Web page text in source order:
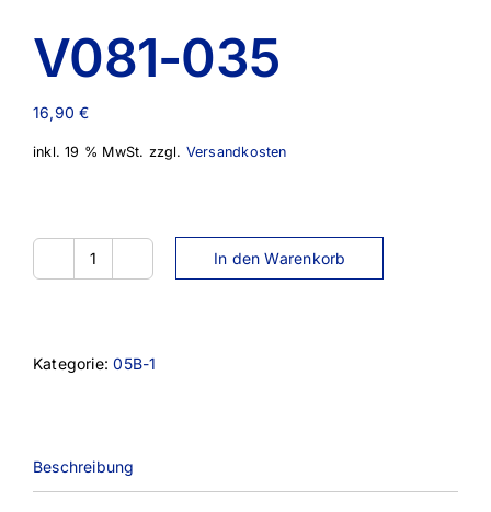
V081-035
16,90€
inkl. 19 % MwSt. zzgl. Versandkosten
V081-
In den Warenkorb
Kategorie:05B-1
Beschreibung